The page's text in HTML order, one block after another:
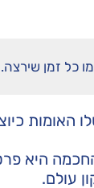
כל זמן שירצה.
האומות
היא
עולם.